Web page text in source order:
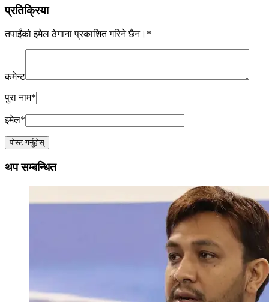
प्रतिक्रिया
तपाईंको इमेल ठेगाना प्रकाशित गरिने छैन। *
कमेन्ट
पुरा नाम*
इमेल*
थप सम्बन्धित